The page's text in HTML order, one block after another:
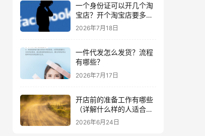
一个身份证可以开几个淘
宝店？开个淘宝店要多少
钱？
2026年7月18日
一件代发怎么发货？流程
有哪些？
2026年7月17日
开店前的准备工作有哪些
（详解什么样的人适合做
生意）
2026年6月24日